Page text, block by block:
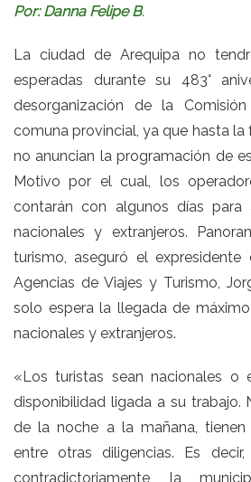
Por: Danna Felipe B.
La ciudad de Arequipa no
esperadas durante su 483°
desorganización de la
comuna provincial, ya que hasta la
no anuncian la programación de
Motivo por el cual, los
contarán con algunos días para
nacionales y extranjeros.
turismo, aseguró el
Agencias de Viajes y Turismo,
solo espera la llegada de
nacionales y extranjeros.
«Los turistas sean nacionales o
disponibilidad ligada a su trabajo.
de la noche a la mañana, tienen
entre otras diligencias. Es
contradictoriamente, la